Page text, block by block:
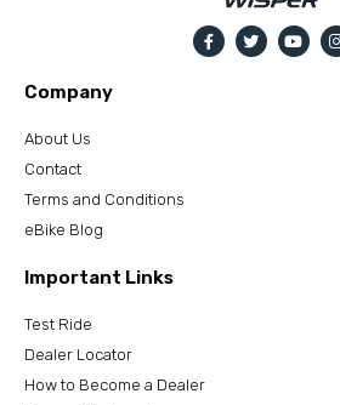
Company
About Us
Contact
Terms and Conditions
eBike Blog
Important Links
Test Ride
Dealer Locator
How to Become a Dealer